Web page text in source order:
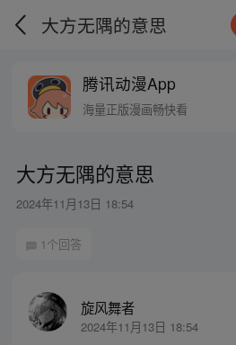
大方无隅的意思
腾讯动漫App
海量正版漫画畅快看
大方无隅的意思
2024年11月13日 18:54
1个回答
旋风舞者
2024年11月13日 18:54